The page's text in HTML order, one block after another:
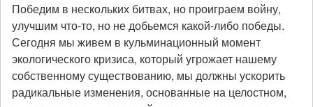
Победим в нескольких битвах, но проиграем войну,
улучшим что-то, но не добьемся какой-либо победы.
Сегодня мы живем в кульминационный момент
экологического кризиса, который угрожает нашему
собственному существованию, мы должны ускорить
радикальные изменения, основанные на целостном,